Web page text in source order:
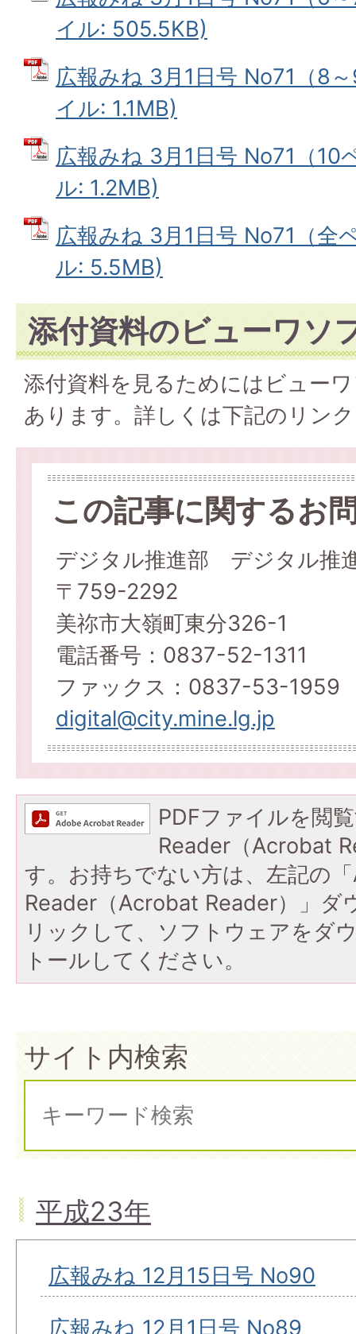
イル: 505.5KB)
広報みね 3月1日号 No71（8
イル: 1.1MB)
広報みね 3月1日号 No71（10
ル: 1.2MB)
広報みね 3月1日号 No71（全
ル: 5.5MB)
添付資料のビューワソ
添付資料を見るためにはビュー
あります。詳しくは下記のリン
この記事に関するお
デジタル推進部 デジタル推
〒759-2292
美祢市大嶺町東分326-1
電話番号：0837-52-1311
ファックス：0837-53-1959
digital@city.mine.lg.jp
PDFファイルを閲
Reader（Acrobat
す。お持ちでない方は、左記の
Reader（Acrobat Reader）」ダ
リックして、ソフトウェアをダ
トールしてください。
サイト内検索
平成23年
広報みね 12月15日号 No90
広報みね 12月1日号 No89